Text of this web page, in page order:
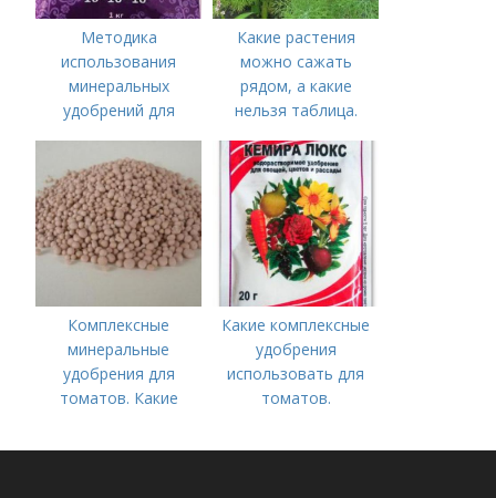
Методика
использования
минеральных
удобрений для
Минеральное
питание
Какие растения
можно сажать
рядом, а какие
нельзя таблица.
Комплексные
минеральные
удобрения для
томатов. Какие
используются для
Какие комплексные
удобрения
использовать для
томатов.
комплексные